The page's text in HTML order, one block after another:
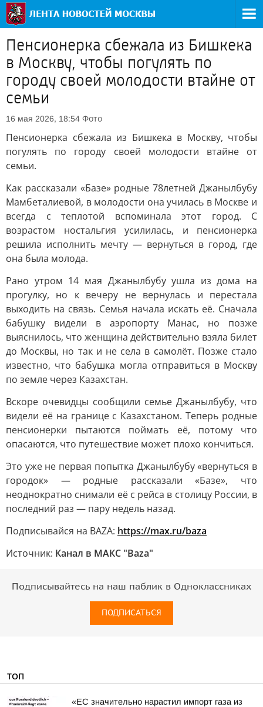
Пенсионерка сбежала из Бишкека
в Москву, чтобы погулять по
городу своей молодости втайне от
семьи
16 мая 2026, 18:54 Фото
Пенсионерка сбежала из Бишкека в Москву, чтобы
погулять по городу своей молодости втайне от
семьи.
Как рассказали «Базе» родные 78летней Джанылбубу
Мамбеталиевой, в молодости она училась в Москве и
всегда с теплотой вспоминала этот город. С
возрастом ностальгия усилилась, и пенсионерка
решила исполнить мечту — вернуться в город, где
она была молода.
Рано утром 14 мая Джанылбубу ушла из дома на
прогулку, но к вечеру не вернулась и перестала
выходить на связь. Семья начала искать её. Сначала
бабушку видели в аэропорту Манас, но позже
выяснилось, что женщина действительно взяла билет
до Москвы, но так и не села в самолёт. Позже стало
известно, что бабушка могла отправиться в Москву
по земле через Казахстан.
Вскоре очевидцы сообщили семье Джанылбубу, что
видели её на границе с Казахстаном. Теперь родные
пенсионерки пытаются поймать её, потому что
опасаются, что путешествие может плохо кончиться.
Это уже не первая попытка Джанылбубу «вернуться в
городок» — родные рассказали «Базе», что
неоднократно снимали её с рейса в столицу России, в
последний раз — пару недель назад.
Подписывайся на BAZA: https://max.ru/baza
Источник: Канал в МАКС "Baza"
Подписывайтесь на наш паблик в Одноклассниках
ПОДПИСАТЬСЯ
ТОП
«ЕС значительно нарастил импорт газа из